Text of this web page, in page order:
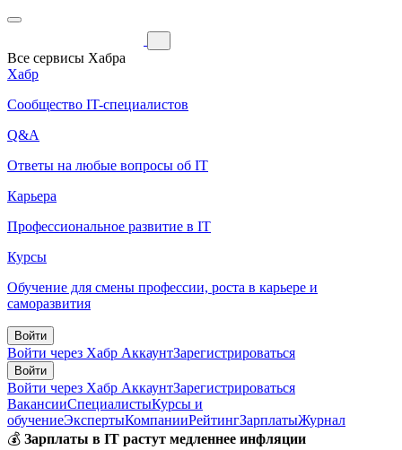
Все сервисы Хабра
Хабр
Сообщество IT-специалистов
Q&A
Ответы на любые вопросы об IT
Карьера
Профессиональное развитие в IT
Курсы
Обучение для смены профессии, роста в карьере и
саморазвития
Войти
Войти через Хабр АккаунтЗарегистрироваться
Войти
Войти через Хабр АккаунтЗарегистрироваться
ВакансииСпециалистыКурсы и
обучениеЭкспертыКомпанииРейтингЗарплатыЖурнал
💰 Зарплаты в IT растут медленнее инфляции